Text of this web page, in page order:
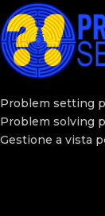
Problem setting
Problem solving
Gestione a vista